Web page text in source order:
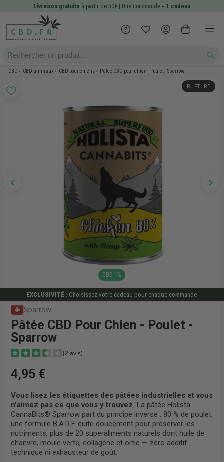
Livraison gratuite à partir de 50€ | Une commande = 1 cadeau
CBD CBD animaux CBD pour chiens Pâtée CBD pour chien - Poulet - Sparrow
RUPTURE
CBD 1%
EXCLUSIVITÉ : Choisissez votre cadeau pour chaque commande
Sparrow
Pâtée CBD Pour Chien - Poulet -
Sparrow
(2 avis)
4,95 €
Vous lisez les étiquettes des pâtées industrielles et vous
n'aimez pas ce que vous y trouvez. La pâtée Holista
CannaBits® Sparrow part du principe inverse : 80 % de poulet,
une formule B.A.R.F. cuite doucement pour préserver les
nutriments, plus de 20 superaliments naturels dont huile de
chanvre, moule verte, collagène et ortie — zéro additif
technique ni exhausteur de goût.